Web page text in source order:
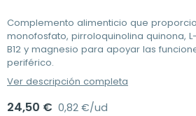
Complemento alimenticio que
monofosfato, pirroloquinolina quinona,
B12 y magnesio para apoyar las
periférico.
Ver descripción completa
24,50 € 0,82 €/ud